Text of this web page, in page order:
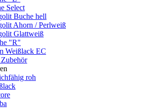
Select
Buche hell
Ahorn / Perlweiß
Glattweiß
"R"
Weißlack EC
roh